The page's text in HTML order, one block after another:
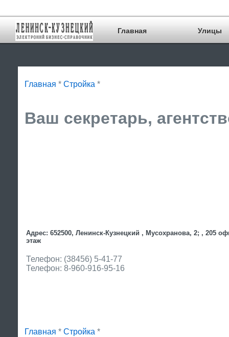
Главная Улицы
Главная * Стройка *
Ваш секретарь,
Адрес: 652500, Ленинск-Кузнецкий , Мусохранова, 2; , 205
этаж
Телефон: (38456) 5-41-77
Телефон: 8-960-916-95-16
Главная * Стройка *